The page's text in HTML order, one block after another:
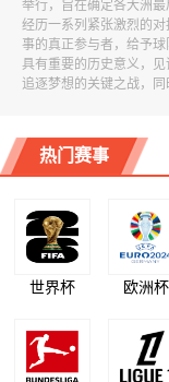
举行，旨在确定各大洲最
经历一系列紧张激烈的
事的真正参与者，给予
具有重要的历史意义，见
追逐梦想的关键之战，同
热门赛事
世界杯 欧洲杯